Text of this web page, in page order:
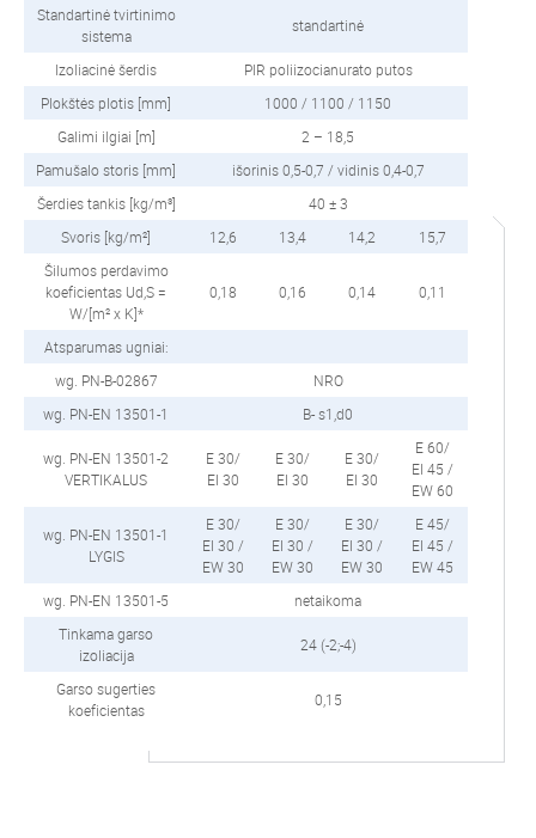
Standartinė tvirtinimo
sistema
standartinė
Izoliacinė šerdis
PIR poliizocianurato putos
Plokštės plotis [mm]
1000 / 1100 / 1150
Galimi ilgiai [m]
2 – 18,5
Pamušalo storis [mm]
išorinis 0,5-0,7 / vidinis 0,4-0,7
Šerdies tankis [kg/m³]
40 ± 3
Svoris [kg/m²]
12,6 13,4 14,2
15,7
Šilumos perdavimo
koeficientas Ud,S =
W/[m² x K]*
0,18 0,16 0,14 0,11
Atsparumas ugniai:
wg. PN-B-02867
NRO
wg. PN-EN 13501-1
B- s1,d0
wg. PN-EN 13501-2
VERTIKALUS
E 30/
EI 30
E 30/
EI 30
E 30/
EI 30
E 60/
EI 45 /
EW 60
wg. PN-EN 13501-1
LYGIS
E 30/
EI 30 /
EW 30
E 30/
EI 30 /
EW 30
E 30/
EI 30 /
EW 30
E 45/
EI 45 /
EW 45
wg. PN-EN 13501-5
netaikoma
Tinkama garso
izoliacija
24 (-2;-4)
Garso sugerties
koeficientas
0,15